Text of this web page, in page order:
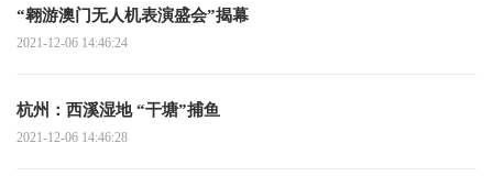
“翱游澳门无人机表演盛会”揭幕
2021-12-06 14:46:24
杭州：西溪湿地 “干塘”捕鱼
2021-12-06 14:46:28